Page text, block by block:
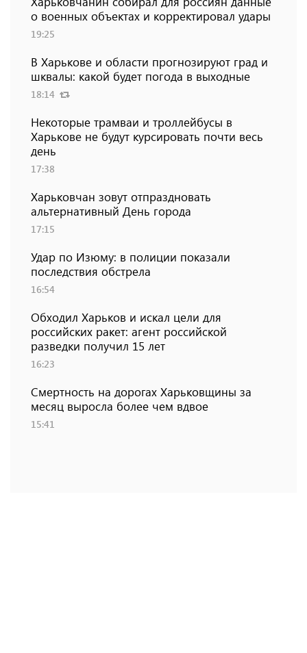
о военных объектах и ​​корректировал удары
19:25
В Харькове и области прогнозируют град и
шквалы: какой будет погода в выходные
18:14
Некоторые трамваи и троллейбусы в
Харькове не будут курсировать почти весь
день
17:38
Харьковчан зовут отпраздновать
альтернативный День города
17:15
Удар по Изюму: в полиции показали
последствия обстрела
16:54
Обходил Харьков и искал цели для
российских ракет: агент российской
разведки получил 15 лет
16:23
Смертность на дорогах Харьковщины за
месяц выросла более чем вдвое
15:41